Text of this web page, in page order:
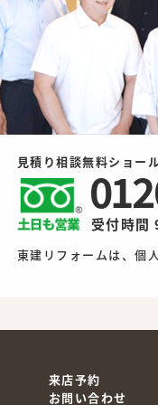
見積り相談無料ショー
受付時
東建リフォームは、個
来店予約
お問い合わせ